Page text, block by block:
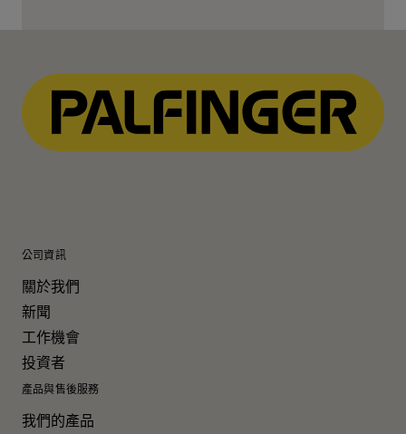
公司資訊
關於我們
新聞
工作機會
投資者
產品與售後服務
我們的產品